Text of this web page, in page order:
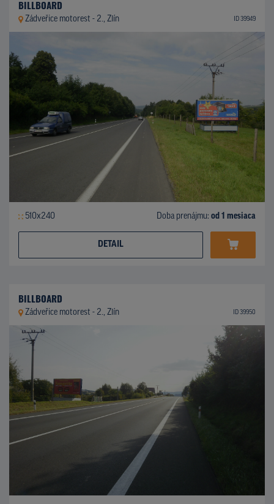
BILLBOARD
Zádveřice motorest - 2., Zlín ID 39949
510x240 Doba prenájmu: od 1 mesiaca
DETAIL
BILLBOARD
Zádveřice motorest - 2., Zlín ID 39950